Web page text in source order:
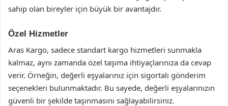
sahip olan bireyler için büyük bir avantajdır.
Özel Hizmetler
Aras Kargo, sadece standart kargo hizmetleri sunmakla
kalmaz, aynı zamanda özel taşıma ihtiyaçlarınıza da cevap
verir. Örneğin, değerli eşyalarınız için sigortalı gönderim
seçenekleri bulunmaktadır. Bu sayede, değerli eşyalarınızın
güvenli bir şekilde taşınmasını sağlayabilirsiniz.